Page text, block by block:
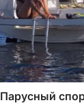
Парусный